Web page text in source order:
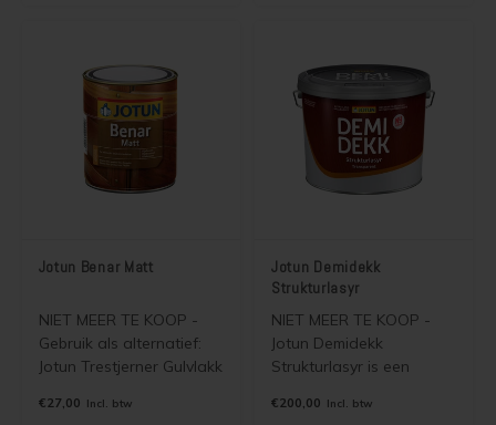
brievenbuspost.
muurverven en beitsen.
Jotun Benar Matt
NIET MEER TE KOOP -
Gebruik als alternatief:
Jotun Trestjerner Gulvlakk
UVR
€27,00 Incl. btw
Jotun Demidekk
Strukturlasyr
NIET MEER TE KOOP -
Jotun Demidekk
Strukturlasyr is een
doorzichtige houtverf
€200,00 Incl. btw